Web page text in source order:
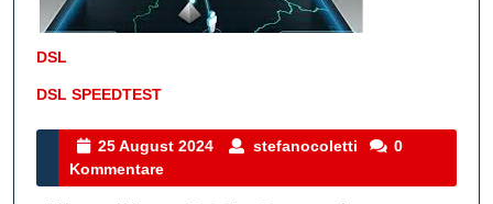
DSL
DSL SPEEDTEST
Kategorie
25 August 2024
25
2024
stefanocoletti stefanocoletti
0
Kommentare